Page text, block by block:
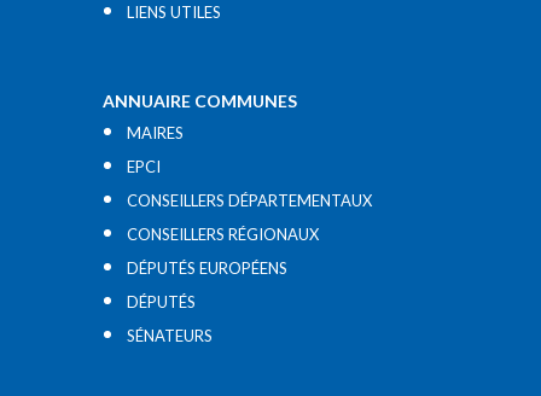
LIENS UTILES​
ANNUAIRE COMMUNES
MAIRES
EPCI
CONSEILLERS DÉPARTEMENTAUX
CONSEILLERS RÉGIONAUX
DÉPUTÉS EUROPÉENS
DÉPUTÉS
SÉNATEURS